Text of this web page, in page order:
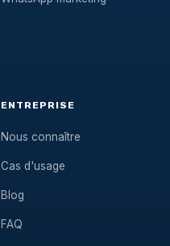
ENTREPRISE
Nous connaître
Cas d'usage
Blog
FAQ